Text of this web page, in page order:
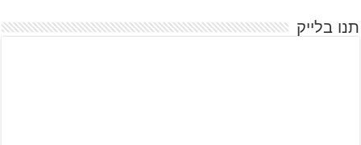
תנו בלייק